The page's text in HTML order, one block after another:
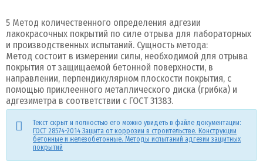
5 Метод количественного определения адгезии
лакокрасочных покрытий по силе отрыва для лабораторных
и производственных испытаний. Сущность метода:
Метод состоит в измерении силы, необходимой для отрыва
покрытия от защищаемой бетонной поверхности, в
направлении, перпендикулярном плоскости покрытия, с
помощью приклеенного металлического диска (грибка) и
адгезиметра в соответствии с ГОСТ 31383.
Текст скрыт и полностью его можно увидеть в файле документации:
ГОСТ 28574-2014 Защита от коррозии в строительстве. Конструкции
бетонные и железобетонные. Методы испытаний адгезии защитных
покрытий